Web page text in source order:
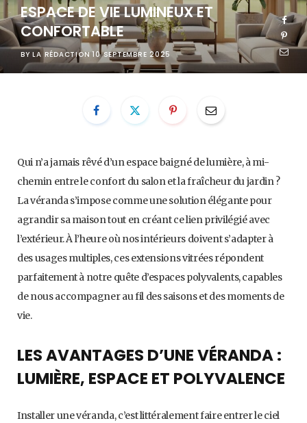
ESPACE DE VIE LUMINEUX ET
CONFORTABLE
BY LA RÉDACTION 10 SEPTEMBRE 2025
Qui n’a jamais rêvé d’un espace baigné de lumière, à mi-
chemin entre le confort du salon et la fraîcheur du jardin ?
La véranda s’impose comme une solution élégante pour
agrandir sa maison tout en créant ce lien privilégié avec
l’extérieur. À l’heure où nos intérieurs doivent s’adapter à
des usages multiples, ces extensions vitrées répondent
parfaitement à notre quête d’espaces polyvalents, capables
de nous accompagner au fil des saisons et des moments de
vie.
LES AVANTAGES D’UNE VÉRANDA :
LUMIÈRE, ESPACE ET POLYVALENCE
Installer une véranda, c’est littéralement faire entrer le ciel